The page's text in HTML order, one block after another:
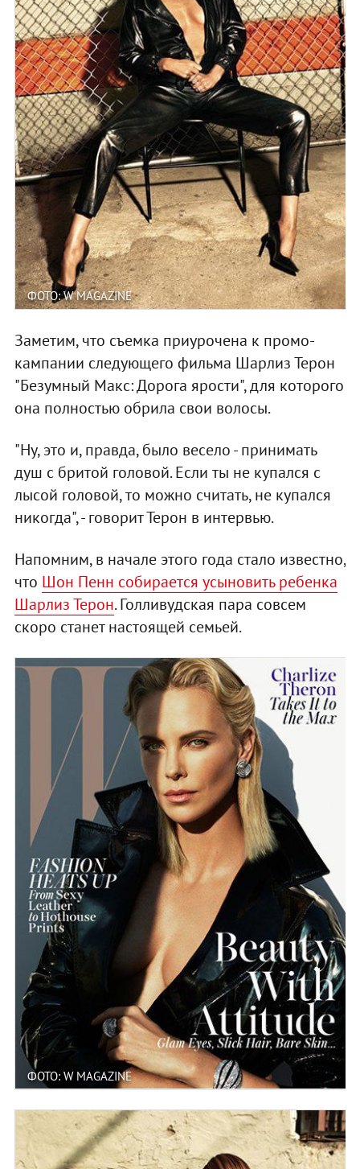
ФОТО: W MAGAZINE
Заметим, что съемка приурочена к промо-
кампании следующего фильма Шарлиз Терон
"Безумный Макс: Дорога ярости", для которого
она полностью обрила свои волосы.
"Ну, это и, правда, было весело - принимать
душ с бритой головой. Если ты не купался с
лысой головой, то можно считать, не купался
никогда", - говорит Терон в интервью.
Напомним, в начале этого года стало известно,
что Шон Пенн собирается усыновить ребенка
Шарлиз Терон. Голливудская пара совсем
скоро станет настоящей семьей.
ФОТО: W MAGAZINE